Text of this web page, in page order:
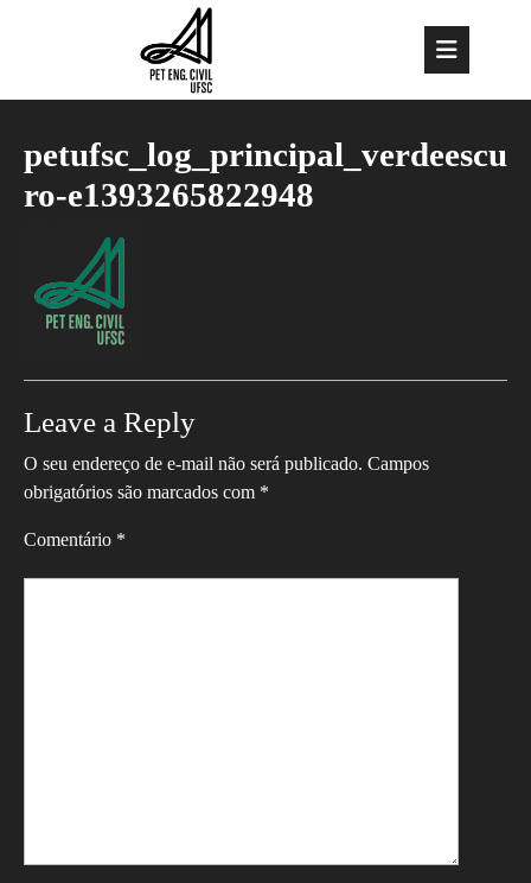
petufsc_log_principal_verdeescu
ro-e1393265822948
Leave a Reply
O seu endereço de e-mail não será publicado. Campos
obrigatórios são marcados com *
Comentário *